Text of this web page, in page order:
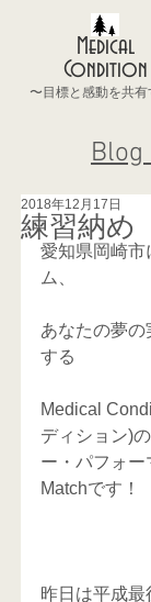
Medical
Condition
〜目標と感動を共有
Blog
練習納め
2018年12月17日
愛知県岡崎市
ム、
あなたの夢の
する
Medical
ディション)
ー・パフォ
Matchです！
昨日は平成